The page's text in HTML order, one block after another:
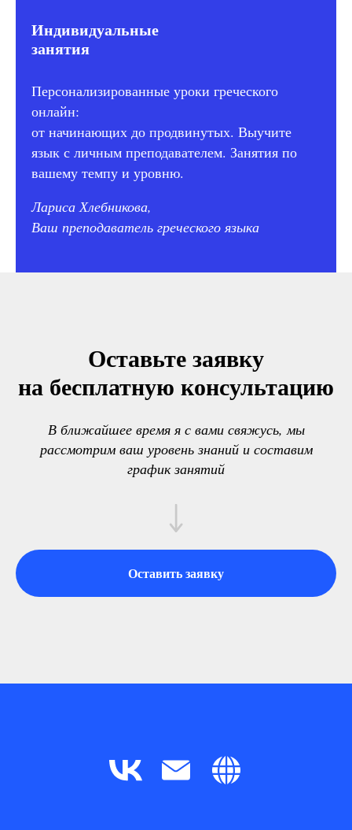
Индивидуальные
занятия
Персонализированные уроки греческого
онлайн:
от начинающих до продвинутых. Выучите
язык с личным преподавателем. Занятия по
вашему темпу и уровню.
Лариса Хлебникова,
Ваш преподаватель греческого языка
Оставьте заявку
на бесплатную консультацию
В ближайшее время я с вами свяжусь, мы
рассмотрим ваш уровень знаний и составим
график занятий
Оставить заявку